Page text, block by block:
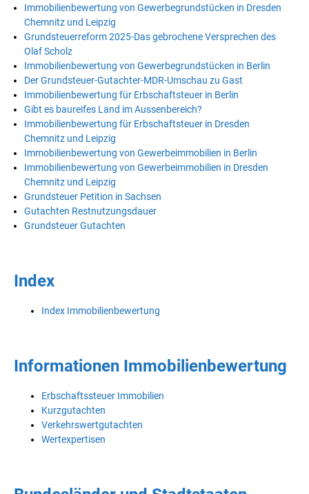
Immobilienbewertung von Gewerbegrundstücken in Dresden
Chemnitz und Leipzig
Grundsteuerreform 2025-Das gebrochene Versprechen des
Olaf Scholz
Immobilienbewertung von Gewerbegrundstücken in Berlin
Der Grundsteuer-Gutachter-MDR-Umschau zu Gast
Immobilienbewertung für Erbschaftsteuer in Berlin
Gibt es baureifes Land im Aussenbereich?
Immobilienbewertung für Erbschaftsteuer in Dresden
Chemnitz und Leipzig
Immobilienbewertung von Gewerbeimmobilien in Berlin
Immobilienbewertung von Gewerbeimmobilien in Dresden
Chemnitz und Leipzig
Grundsteuer Petition in Sachsen
Gutachten Restnutzungsdauer
Grundsteuer Gutachten
Index
Index Immobilienbewertung
Informationen Immobilienbewertung
Erbschaftssteuer Immobilien
Kurzgutachten
Verkehrswertgutachten
Wertexpertisen